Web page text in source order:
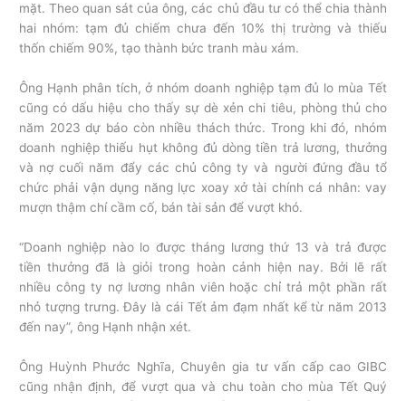
mặt. Theo quan sát của ông, các chủ đầu tư có thể chia thành
hai nhóm: tạm đủ chiếm chưa đến 10% thị trường và thiếu
thốn chiếm 90%, tạo thành bức tranh màu xám.
Ông Hạnh phân tích, ở nhóm doanh nghiệp tạm đủ lo mùa Tết
cũng có dấu hiệu cho thấy sự dè xẻn chi tiêu, phòng thủ cho
năm 2023 dự báo còn nhiều thách thức. Trong khi đó, nhóm
doanh nghiệp thiếu hụt không đủ dòng tiền trả lương, thưởng
và nợ cuối năm đẩy các chủ công ty và người đứng đầu tổ
chức phải vận dụng năng lực xoay xở tài chính cá nhân: vay
mượn thậm chí cầm cố, bán tài sản để vượt khó.
“Doanh nghiệp nào lo được tháng lương thứ 13 và trả được
tiền thưởng đã là giỏi trong hoàn cảnh hiện nay. Bởi lẽ rất
nhiều công ty nợ lương nhân viên hoặc chỉ trả một phần rất
nhỏ tượng trưng. Đây là cái Tết ảm đạm nhất kể từ năm 2013
đến nay”, ông Hạnh nhận xét.
Ông Huỳnh Phước Nghĩa, Chuyên gia tư vấn cấp cao GIBC
cũng nhận định, để vượt qua và chu toàn cho mùa Tết Quý